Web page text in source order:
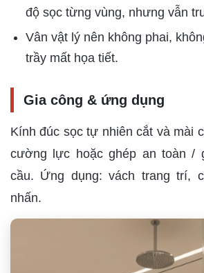
độ sọc từng vùng, nhưng vẫn
Vân vật lý nên không phai,
trầy mất họa tiết.
Gia công & ứng dụng
Kính đúc sọc tự nhiên cắt và mài
cường lực hoặc ghép an toàn /
cầu. Ứng dụng: vách trang trí,
nhấn.